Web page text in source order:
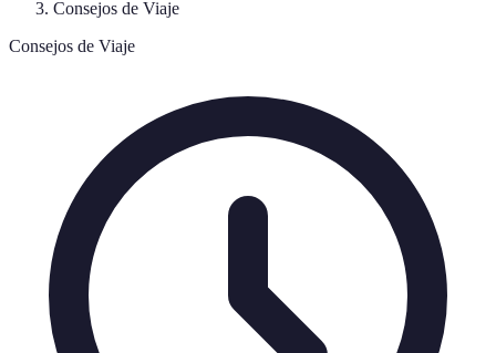
Consejos de Viaje
Consejos de Viaje